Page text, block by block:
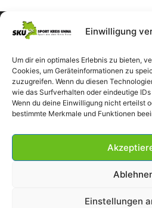
Einwilligung
Um dir ein optimales Erlebnis zu bieten,
Cookies, um Geräteinformationen zu
zuzugreifen. Wenn du diesen
wie das Surfverhalten oder eindeutige
Wenn du deine Einwilligung nicht erteilst
bestimmte Merkmale und Funktionen
Einstellungen